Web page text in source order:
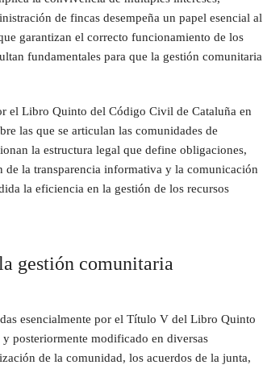
de fincas desempeña un papel esencial al
garantizan el correcto funcionamiento de los
fundamentales para que la gestión comunitaria
el Libro Quinto del Código Civil de Cataluña en
las que se articulan las comunidades de
la estructura legal que define obligaciones,
de la transparencia informativa y la comunicación
la eficiencia en la gestión de los recursos
gestión comunitaria
esencialmente por el Título V del Libro Quinto
posteriormente modificado en diversas
de la comunidad, los acuerdos de la junta,